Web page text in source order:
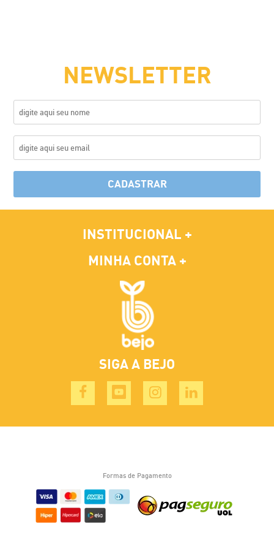
NEWSLETTER
CADASTRAR
INSTITUCIONAL
MINHA CONTA
SIGA A BEJO
Formas de Pagamento